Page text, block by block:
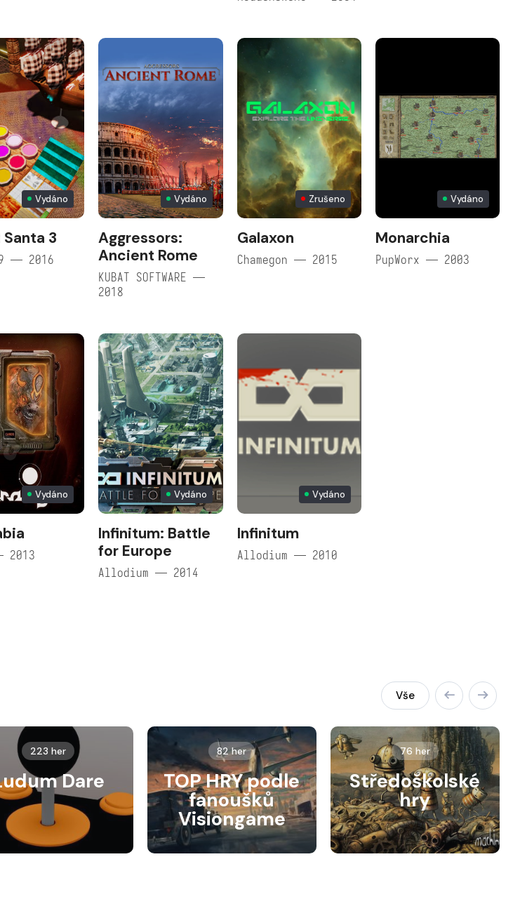
Vydáno
3
— 2016
Vydáno
Aggressors:
Ancient Rome
KUBAT SOFTWARE —
2018
Zrušeno
Galaxon
Chamegon — 2015
Vydáno
Monarchia
PupWorx — 2003
Vydáno
2013
Vydáno
Infinitum: Battle
for Europe
Allodium — 2014
Vydáno
Infinitum
Allodium — 2010
Vše
223 her
Dare
82 her
TOP HRY podle
fanoušků
Visiongame
76 her
Středoškolské
hry